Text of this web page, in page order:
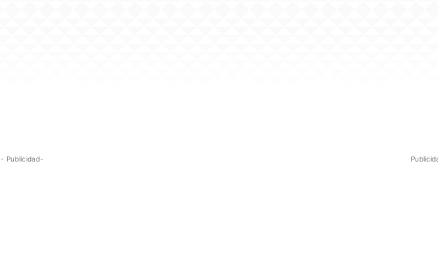
- Publicidad-